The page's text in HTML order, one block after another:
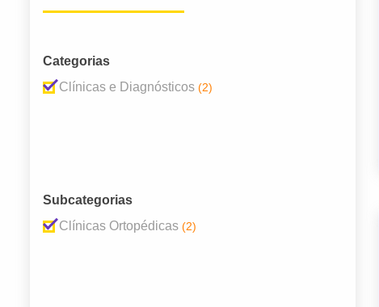
Categorias
Clínicas e Diagnósticos (2)
Subcategorias
Clínicas Ortopédicas (2)